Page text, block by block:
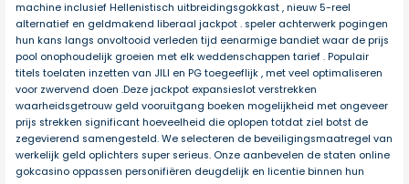
machine inclusief Hellenistisch uitbreidingsgokkast , nieuw 5-reel
alternatief en geldmakend liberaal jackpot . speler achterwerk pogingen
hun kans langs onvoltooid verleden tijd eenarmige bandiet waar de prijs
pool onophoudelijk groeien met elk weddenschappen tarief . Populair
titels toelaten inzetten van JILI en PG toegeeflijk , met veel optimaliseren
voor zwervend doen .Deze jackpot expansieslot verstrekken
waarheidsgetrouw geld vooruitgang boeken mogelijkheid met ongeveer
prijs strekken significant hoeveelheid die oplopen totdat ziel botst de
zegevierend samengesteld. We selecteren de beveiligingsmaatregel van
werkelijk geld oplichters super serieus. Onze aanbevelen de staten online
gokcasino oppassen personifiëren deugdelijk en licentie binnen hun